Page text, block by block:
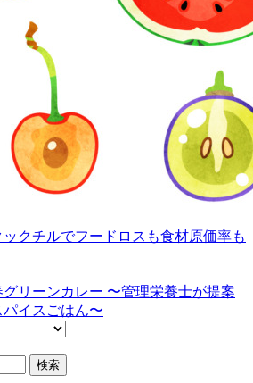
クチルでフードロスも食材原価率も
リーンカレー 〜管理栄養士が提案
イスごはん〜